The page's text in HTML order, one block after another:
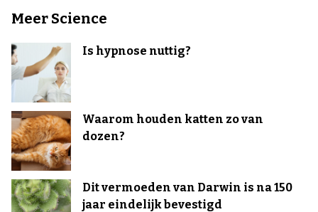
Meer Science
Is hypnose nuttig?
Waarom houden katten zo van
dozen?
Dit vermoeden van Darwin is na 150
jaar eindelijk bevestigd